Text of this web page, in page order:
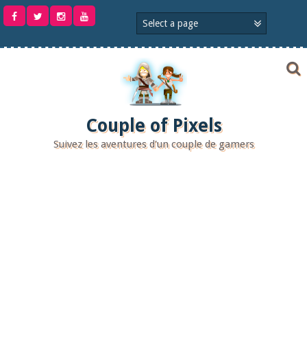
Aller
Couple of Pixels
Suivez les aventures d'un couple de gamers